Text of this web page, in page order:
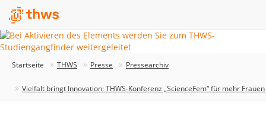
Startseite THWS Presse Pressearchiv
Vielfalt bringt Innovation: THWS-Konferenz „ScienceFem“ für mehr